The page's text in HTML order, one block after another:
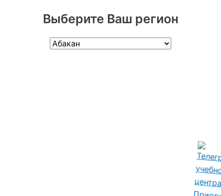
Выберите Ваш регион